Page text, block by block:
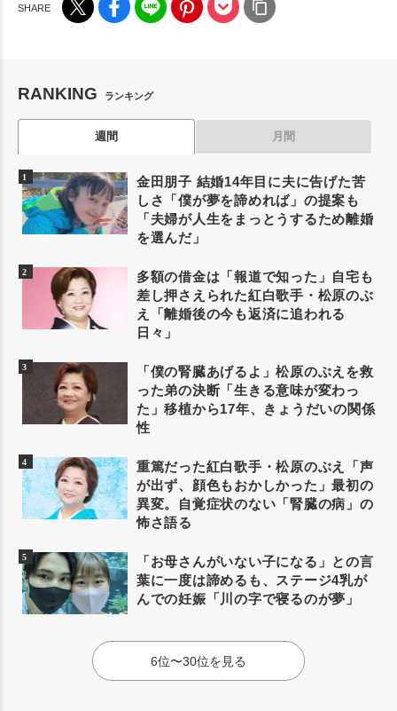
RANKING ランキング
週間 月間
金田朋子 結婚14年目に夫に告げた苦
しさ「僕が夢を諦めれば」の提案も
「夫婦が人生をまっとうするため離婚
を選んだ」
多額の借金は「報道で知った」自宅も
差し押さえられた紅白歌手・松原のぶ
え「離婚後の今も返済に追われる
日々」
「僕の腎臓あげるよ」松原のぶえを救
った弟の決断「生きる意味が変わっ
た」移植から17年、きょうだいの関係
性
重篤だった紅白歌手・松原のぶえ「声
が出ず、顔色もおかしかった」最初の
異変。自覚症状のない「腎臓の病」の
怖さ語る
「お母さんがいない子になる」との言
葉に一度は諦めるも、ステージ4乳が
んでの妊娠「川の字で寝るのが夢」
6位〜30位を見る